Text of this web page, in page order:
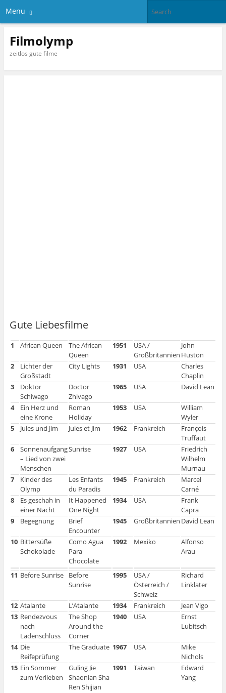
Menu
Filmolymp
zeitlos gute filme
Gute Liebesfilme
1 African Queen
The African
Queen
1951
USA /
Großbritannien
John
Huston
2
Lichter der
Großstadt
City Lights 1931 USA
Charles
Chaplin
3
Doktor
Schiwago
Doctor
Zhivago
1965 USA David Lean
4
Ein Herz und
eine Krone
Roman
Holiday
1953 USA
William
Wyler
5
Jules und Jim Jules et Jim 1962 Frankreich
François
Truffaut
6
Sonnenaufgang
– Lied von zwei
Menschen
Sunrise 1927 USA
Friedrich
Wilhelm
Murnau
7
Kinder des
Olymp
Les Enfants
du Paradis
1945 Frankreich
Marcel
Carné
8
Es geschah in
einer Nacht
It Happened
One Night
1934 USA
Frank
Capra
9
Begegnung
Brief
Encounter
1945 Großbritannien David Lean
10 Bittersüße
Schokolade
Como Agua
Para
Chocolate
1992 Mexiko
Alfonso
Arau
11 Before Sunrise
Before
Sunrise
1995
USA /
Österreich /
Schweiz
Richard
Linklater
12 Atalante L’Atalante 1934 Frankreich
Jean Vigo
13 Rendezvous
nach
Ladenschluss
The Shop
Around the
Corner
1940 USA
Ernst
Lubitsch
14 Die
Reifeprüfung
The Graduate 1967 USA
Mike
Nichols
15 Ein Sommer
zum Verlieben
Guling Jie
Shaonian Sha
Ren Shijian
1991 Taiwan
Edward
Yang